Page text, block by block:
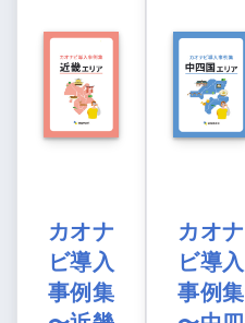
カオナ
ビ導入
事例集
カオナ
ビ導入
事例集